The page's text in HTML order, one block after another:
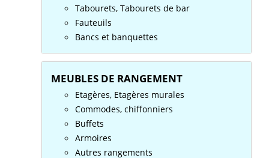
Tabourets, Tabourets de bar
Fauteuils
Bancs et banquettes
MEUBLES DE RANGEMENT
Etagères, Etagères murales
Commodes, chiffonniers
Buffets
Armoires
Autres rangements